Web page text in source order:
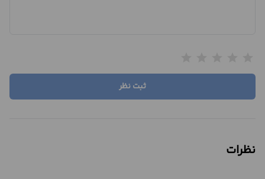
ثبت نظر
نظرات